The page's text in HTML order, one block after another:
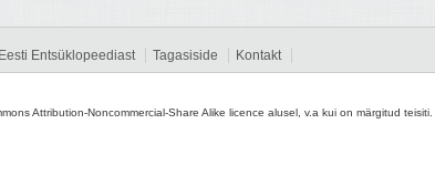
Eesti Entsüklopeediast Tagasiside Kontakt
Attribution-Noncommercial-Share Alike licence alusel, v.a kui on märgitud teisiti.